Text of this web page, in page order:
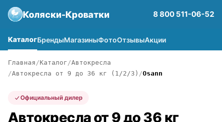
Коляски-Кроватки 8 800 511-06-52
КаталогБрендыМагазиныФотоОтзывыАкции
Главная Каталог Автокресла
Автокресла от 9 до 36 кг (1/2/3)
Osann
Официальный дилер
Автокресла от 9 до 36 кг